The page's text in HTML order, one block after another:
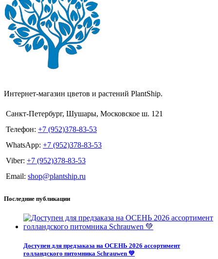
Интернет-магазин цветов и растений PlantShip.
Санкт-Петербург, Шушары, Московское ш. 121
Телефон: +7 (952)378-83-53
WhatsApp: +7 (952)378-83-53
Viber: +7 (952)378-83-53
Email: shop@plantship.ru
Последние публикации
Доступен для предзаказа на ОСЕНЬ 2026 ассортимент
голландского питомника Schrauwen 💚